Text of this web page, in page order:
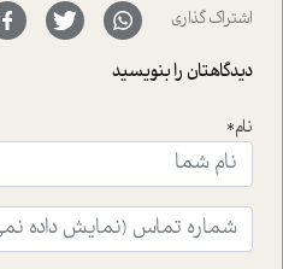
سر نهاده است و نیز کرامت عزیز
با رکاب زدن در بیش از هفتاد
حمایت از محیط زیست و
است.فصل روایت اجنبی ها
ای که به زندگی شگفت انگیز
ایشان در حوزه ی شامپانزه ها
واقعی در ارتباط با اختلال
راهکارهای حل آن قرار می دهد که
اشتراک گذاری
دیدگاهتان را بنویسید
نام*